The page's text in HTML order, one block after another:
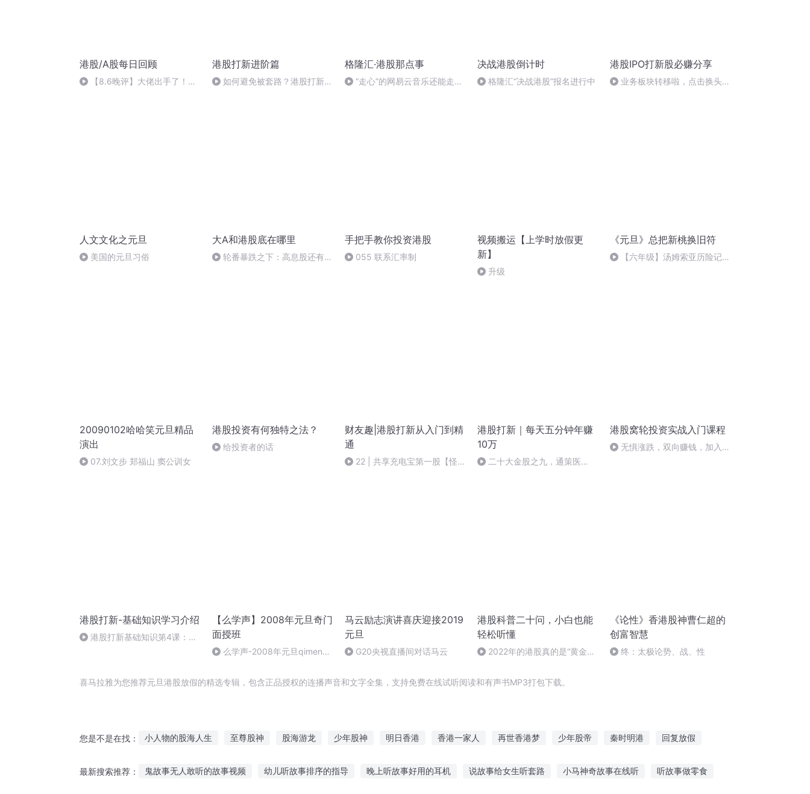
港股/A股每日回顾
【8.6晚评】大佬出手了！期
港股打新进阶篇
如何避免被套路？港股打新中
格隆汇·港股那点事
“走心”的网易云音乐还能走多
决战港股倒计时
格隆汇“决战港股”报名进行中
港股IPO打新股必赚分享
业务板块转移啦，点击换头像
人文文化之元旦
美国的元旦习俗
大A和港股底在哪里
轮番暴跌之下：高息股还有未
手把手教你投资港股
055 联系汇率制
视频搬运【上学时放假更
新】
升级
《元旦》总把新桃换旧符
【六年级】汤姆索亚历险记
20090102哈哈笑元旦精品
演出
07.刘文步 郑福山 窦公训女
港股投资有何独特之法？
给投资者的话
财友趣|港股打新从入门到精
通
22 | 共享充电宝第一股【怪
港股打新｜每天五分钟年赚
10万
二十大金股之九，通策医
港股窝轮投资实战入门课程
无惧涨跌，双向赚钱，加入我
港股打新-基础知识学习介绍
港股打新基础知识第4课：国
【么学声】2008年元旦奇门
面授班
么学声-2008年元旦qimen面
马云励志演讲喜庆迎接2019
元旦
G20央视直播间对话马云
港股科普二十问，小白也能
轻松听懂
2022年的港股真的是“黄金
《论性》香港股神曹仁超的
创富智慧
终：太极论势、战、性
喜马拉雅为您推荐元旦港股放假的精选专辑，包含正品授权的连播声音和文字全集，支持免费在线试听阅读和有声书MP3打包下载。
您是不是在找： 小人物的股海人生 至尊股神 股海游龙 少年股神 明日香港 香港一家人 再世香港梦 少年股帝 秦时明港 回复放假
最新搜索推荐： 鬼故事无人敢听的故事视频 幼儿听故事排序的指导 晚上听故事好用的耳机 说故事给女生听套路 小马神奇故事在线听 听故事做零食